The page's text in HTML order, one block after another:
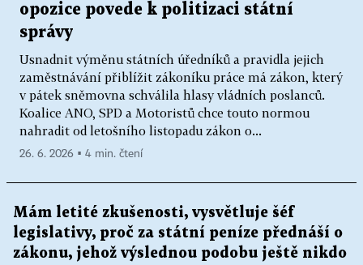
opozice povede k politizaci státní
správy
Usnadnit výměnu státních úředníků a pravidla jejich
zaměstnávání přiblížit zákoníku práce má zákon, který
v pátek sněmovna schválila hlasy vládních poslanců.
Koalice ANO, SPD a Motoristů chce touto normou
nahradit od letošního listopadu zákon o...
26. 6. 2026 ▪ 4 min. čtení
Mám letité zkušenosti, vysvětluje šéf
legislativy, proč za státní peníze přednáší o
zákonu, jehož výslednou podobu ještě nikdo